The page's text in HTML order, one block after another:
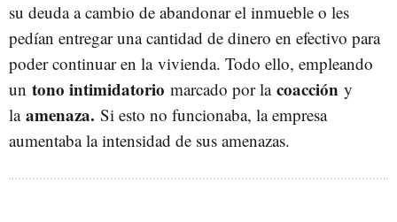
su deuda a cambio de abandonar el inmueble o les
pedían entregar una cantidad de dinero en efectivo para
poder continuar en la vivienda. Todo ello, empleando
un tono intimidatorio marcado por la coacción y
la amenaza. Si esto no funcionaba, la empresa
aumentaba la intensidad de sus amenazas.